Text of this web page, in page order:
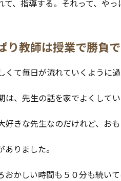
て、指導する。それって、やっ
り教師は授業で勝負で
くて毎日が流れていくように
は、先生の話を家でよくしてい
好きな先生なのだけれど、お
りました。
おかしい時間も５０分も続い